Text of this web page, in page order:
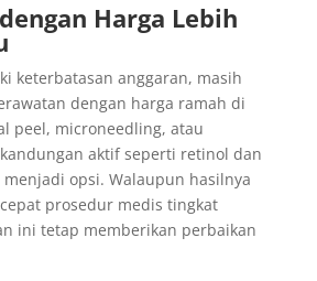
Harga Lebih
keterbatasan anggaran, masih
dengan harga ramah di
peel, microneedling, atau
aktif seperti retinol dan
opsi. Walaupun hasilnya
prosedur medis tingkat
ini tetap memberikan perbaikan